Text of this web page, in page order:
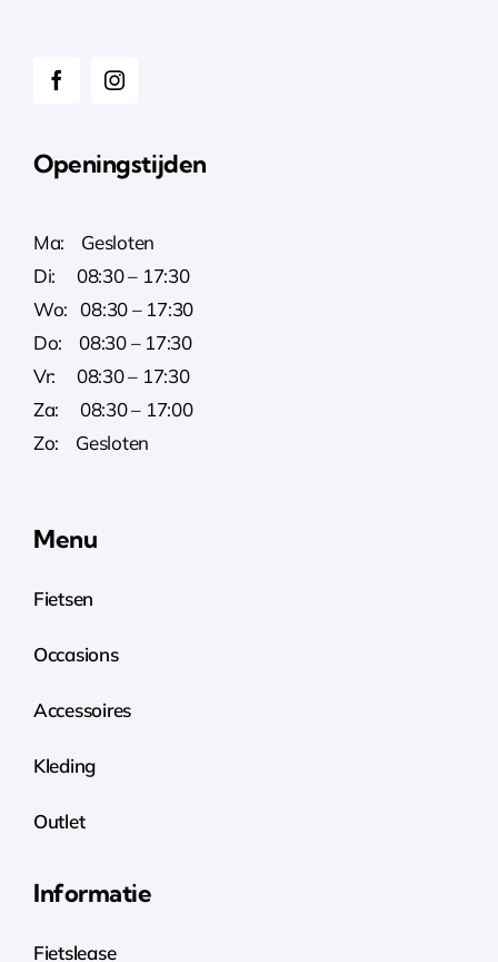
Openingstijden
Ma: Gesloten
Di: 08:30 – 17:30
Wo: 08:30 – 17:30
Do: 08:30 – 17:30
Vr: 08:30 – 17:30
Za: 08:30 – 17:00
Zo: Gesloten
Menu
Fietsen
Occasions
Accessoires
Kleding
Outlet
Informatie
Fietslease